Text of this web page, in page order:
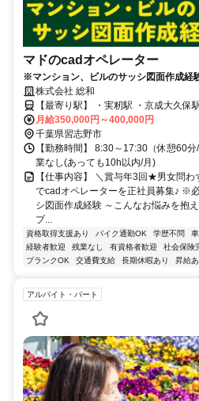
マドのcadオペレーター
※マンション、ビルのサッシ図面作成
日祝休み◆月給35万円～＋賞与年3回◆男
株式会社 総和
【最寄り駅】 ・実籾駅 ・京成大久保
月給350,000円～400,000円
千葉県習志野市
【勤務時間】 8:30～17:30（休憩60
業なし(あっても10h以内/月)
【仕事内容】 ＼賞与年3回★男女問
でcadオペレーターを正社員募集♪ ※
シ図面作成経験 ～こんなお悩みを抱
プ...
資格取得支援あり バイク通勤OK 学歴不問
経験者歓迎
残業なし 有資格者歓迎 社会保険
ブランクOK
交通費支給 長期休暇あり 昇給あ
アルバイト・パート